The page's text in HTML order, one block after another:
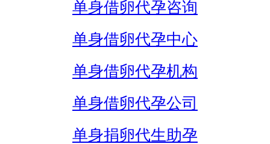
单身借卵代孕咨询
单身借卵代孕中心
单身借卵代孕机构
单身借卵代孕公司
单身捐卵代生助孕